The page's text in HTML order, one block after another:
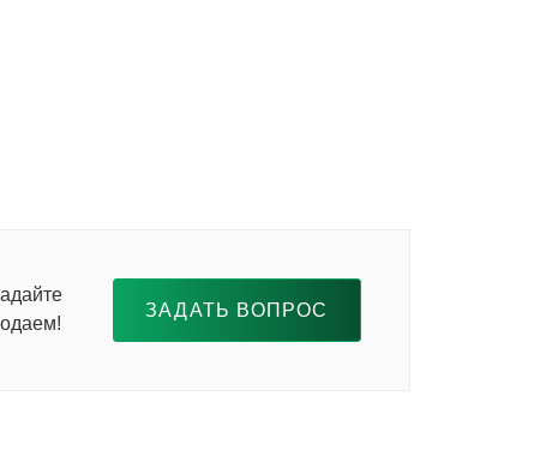
ЗАДАТЬ ВОПРОС